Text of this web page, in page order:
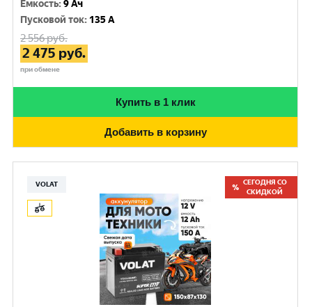
Емкость:9 Ач
Пусковой ток: 135 A
2 556руб.
2 475 руб.
при обмене
Купить в 1 клик
Добавить в корзину
VOLAT
СЕГОДНЯ СО
СКИДКОЙ